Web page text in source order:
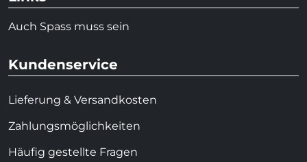
Auch Spass muss sein
Kundenservice
Lieferung & Versandkosten
Zahlungsmöglichkeiten
Häufig gestellte Fragen